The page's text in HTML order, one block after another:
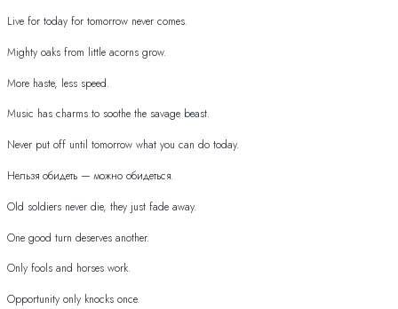
Live for today for tomorrow never comes.
Mighty oaks from little acorns grow.
More haste, less speed.
Music has charms to soothe the savage beast.
Never put off until tomorrow what you can do today.
Нельзя обидеть — можно обидеться.
Old soldiers never die, they just fade away.
One good turn deserves another.
Only fools and horses work.
Opportunity only knocks once.